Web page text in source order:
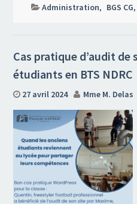
Administration, BGS CG,
Cas pratique d’audit
étudiants en BTS NDRC
27 avril 2024 Mme M. Delas